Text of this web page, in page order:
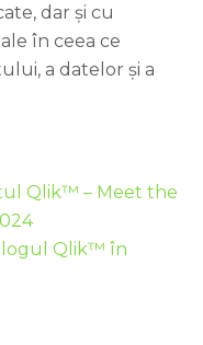
dar și cu
în ceea ce
a datelor și a
Qlik™ – Meet the
Qlik™ în